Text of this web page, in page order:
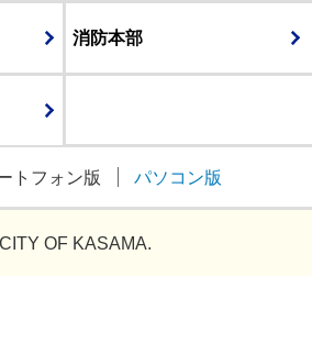
消防本部
トフォン版 パソコン版
OF KASAMA.